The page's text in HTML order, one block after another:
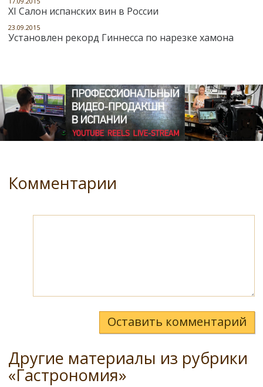
XI Салон испанских вин в России
23.09.2015
Установлен рекорд Гиннесса по нарезке хамона
Комментарии
Оставить комментарий
Другие материалы из рубрики
«Гастрономия»